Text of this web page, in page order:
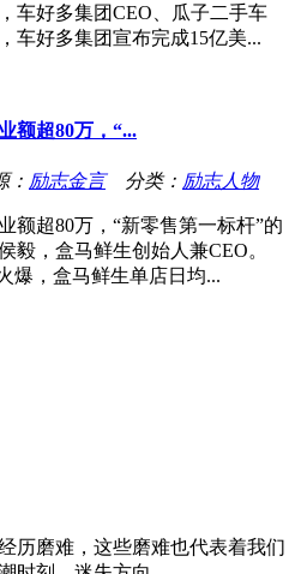
车好多集团CEO、瓜子二手车
车好多集团宣布完成15亿美...
额超80万，“...
： 励志金言分类： 励志人物
额超80万，“新零售第一标杆”的
毅，盒马鲜生创始人兼CEO。
爆，盒马鲜生单店日均...
历磨难，这些磨难也代表着我们